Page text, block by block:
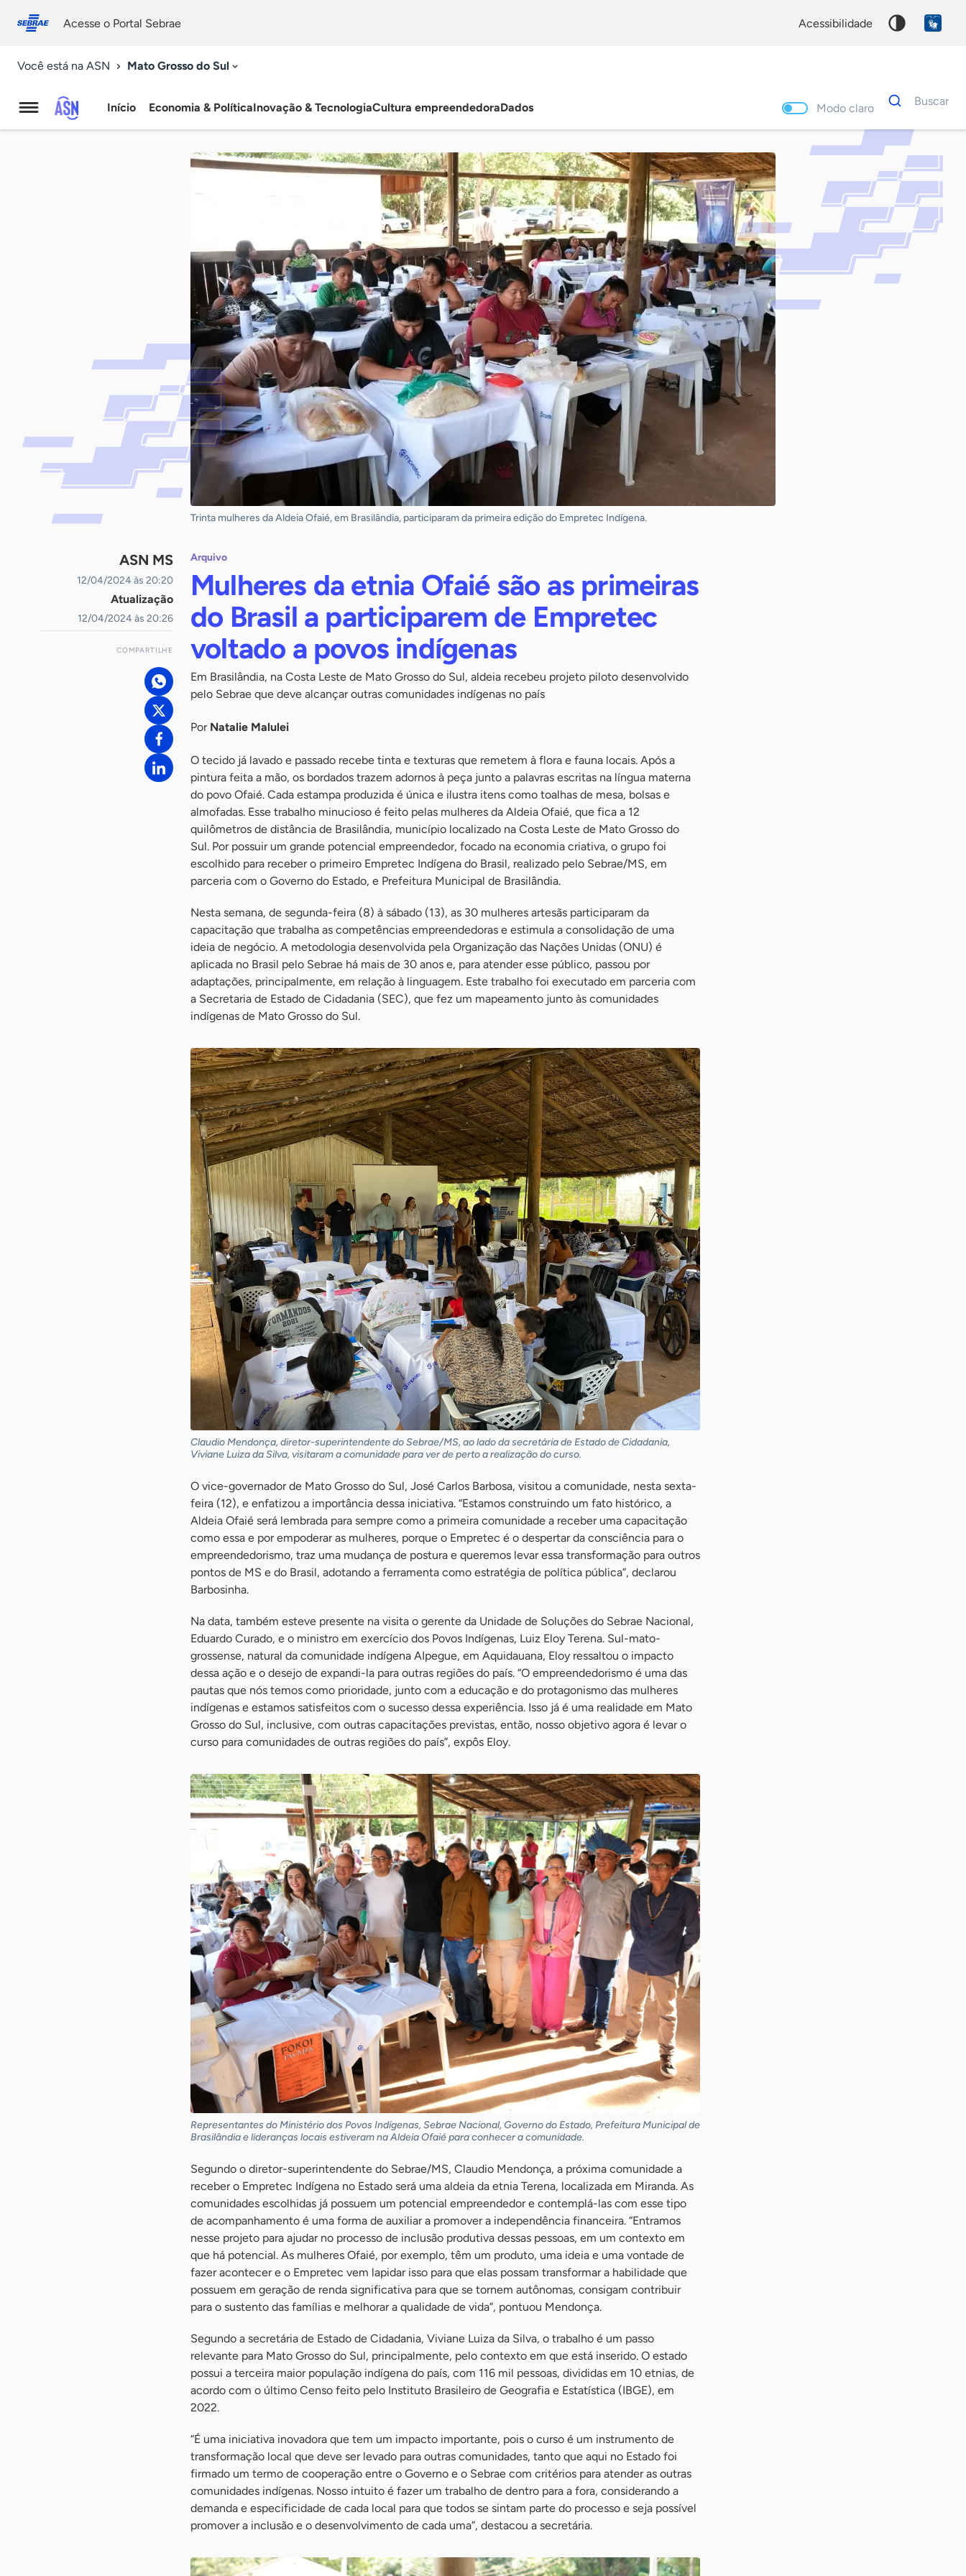
conosco
Acesse o Portal Sebrae acessibilidade
Você está na ASN Mato Grosso do Sul
Agência
Início Economia & PolíticaInovação & TecnologiaCultura empreendedoraDados Modo claro
Dados
para
Buscar
Palavra
chave
Trinta mulheres da Aldeia Ofaié, em Brasilândia, participaram da primeira edição do Empretec Indígena.
ASN MS
12/04/2024 às 20:20
Atualização
12/04/2024 às 20:26
COMPARTILHE
Arquivo
Mulheres da etnia Ofaié são as primeiras
do Brasil a participarem de Empretec
voltado a povos indígenas
Em Brasilândia, na Costa Leste de Mato Grosso do Sul, aldeia recebeu projeto piloto desenvolvido
pelo Sebrae que deve alcançar outras comunidades indígenas no país
Por Natalie Malulei
O tecido já lavado e passado recebe tinta e texturas que remetem à flora e fauna locais. Após a
pintura feita a mão, os bordados trazem adornos à peça junto a palavras escritas na língua materna
do povo Ofaié. Cada estampa produzida é única e ilustra itens como toalhas de mesa, bolsas e
almofadas. Esse trabalho minucioso é feito pelas mulheres da Aldeia Ofaié, que fica a 12
quilômetros de distância de Brasilândia, município localizado na Costa Leste de Mato Grosso do
Sul. Por possuir um grande potencial empreendedor, focado na economia criativa, o grupo foi
escolhido para receber o primeiro Empretec Indígena do Brasil, realizado pelo Sebrae/MS, em
parceria com o Governo do Estado, e Prefeitura Municipal de Brasilândia.
Nesta semana, de segunda-feira (8) à sábado (13), as 30 mulheres artesãs participaram da
capacitação que trabalha as competências empreendedoras e estimula a consolidação de uma
ideia de negócio. A metodologia desenvolvida pela Organização das Nações Unidas (ONU) é
aplicada no Brasil pelo Sebrae há mais de 30 anos e, para atender esse público, passou por
adaptações, principalmente, em relação à linguagem. Este trabalho foi executado em parceria com
a Secretaria de Estado de Cidadania (SEC), que fez um mapeamento junto às comunidades
indígenas de Mato Grosso do Sul.
Claudio Mendonça, diretor-superintendente do Sebrae/MS, ao lado da secretária de Estado de Cidadania,
Viviane Luiza da Silva, visitaram a comunidade para ver de perto a realização do curso.
O vice-governador de Mato Grosso do Sul, José Carlos Barbosa, visitou a comunidade, nesta sexta-
feira (12), e enfatizou a importância dessa iniciativa. “Estamos construindo um fato histórico, a
Aldeia Ofaié será lembrada para sempre como a primeira comunidade a receber uma capacitação
como essa e por empoderar as mulheres, porque o Empretec é o despertar da consciência para o
empreendedorismo, traz uma mudança de postura e queremos levar essa transformação para outros
pontos de MS e do Brasil, adotando a ferramenta como estratégia de política pública”, declarou
Barbosinha.
Na data, também esteve presente na visita o gerente da Unidade de Soluções do Sebrae Nacional,
Eduardo Curado, e o ministro em exercício dos Povos Indígenas, Luiz Eloy Terena. Sul-mato-
grossense, natural da comunidade indígena AIpegue, em Aquidauana, Eloy ressaltou o impacto
dessa ação e o desejo de expandi-la para outras regiões do país. “O empreendedorismo é uma das
pautas que nós temos como prioridade, junto com a educação e do protagonismo das mulheres
indígenas e estamos satisfeitos com o sucesso dessa experiência. Isso já é uma realidade em Mato
Grosso do Sul, inclusive, com outras capacitações previstas, então, nosso objetivo agora é levar o
curso para comunidades de outras regiões do país”, expôs Eloy.
Representantes do Ministério dos Povos Indígenas, Sebrae Nacional, Governo do Estado, Prefeitura Municipal de
Brasilândia e lideranças locais estiveram na Aldeia Ofaié para conhecer a comunidade.
Segundo o diretor-superintendente do Sebrae/MS, Claudio Mendonça, a próxima comunidade a
receber o Empretec Indígena no Estado será uma aldeia da etnia Terena, localizada em Miranda. As
comunidades escolhidas já possuem um potencial empreendedor e contemplá-las com esse tipo
de acompanhamento é uma forma de auxiliar a promover a independência financeira. “Entramos
nesse projeto para ajudar no processo de inclusão produtiva dessas pessoas, em um contexto em
que há potencial. As mulheres Ofaié, por exemplo, têm um produto, uma ideia e uma vontade de
fazer acontecer e o Empretec vem lapidar isso para que elas possam transformar a habilidade que
possuem em geração de renda significativa para que se tornem autônomas, consigam contribuir
para o sustento das famílias e melhorar a qualidade de vida”, pontuou Mendonça.
Segundo a secretária de Estado de Cidadania, Viviane Luiza da Silva, o trabalho é um passo
relevante para Mato Grosso do Sul, principalmente, pelo contexto em que está inserido. O estado
possui a terceira maior população indígena do país, com 116 mil pessoas, divididas em 10 etnias, de
acordo com o último Censo feito pelo Instituto Brasileiro de Geografia e Estatística (IBGE), em
2022.
“É uma iniciativa inovadora que tem um impacto importante, pois o curso é um instrumento de
transformação local que deve ser levado para outras comunidades, tanto que aqui no Estado foi
firmado um termo de cooperação entre o Governo e o Sebrae com critérios para atender as outras
comunidades indígenas. Nosso intuito é fazer um trabalho de dentro para a fora, considerando a
demanda e especificidade de cada local para que todos se sintam parte do processo e seja possível
promover a inclusão e o desenvolvimento de cada uma”, destacou a secretária.